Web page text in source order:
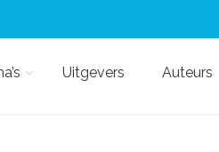
Uitgevers Auteurs